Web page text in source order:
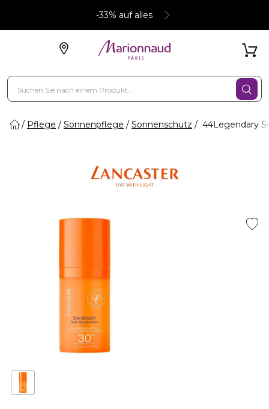
-33% auf alles
Pflege Sonnenpflege Sonnenschutz 44Legendary